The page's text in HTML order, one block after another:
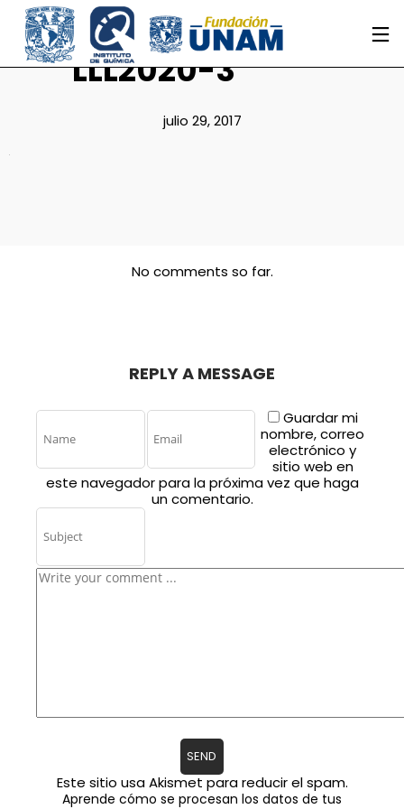
LLL2020-3
julio 29, 2017
No comments so far.
REPLY A MESSAGE
Guardar mi
nombre, correo
electrónico y
sitio web en
este navegador para la próxima vez que haga
un comentario.
Este sitio usa Akismet para reducir el spam.
Aprende cómo se procesan los datos de tus